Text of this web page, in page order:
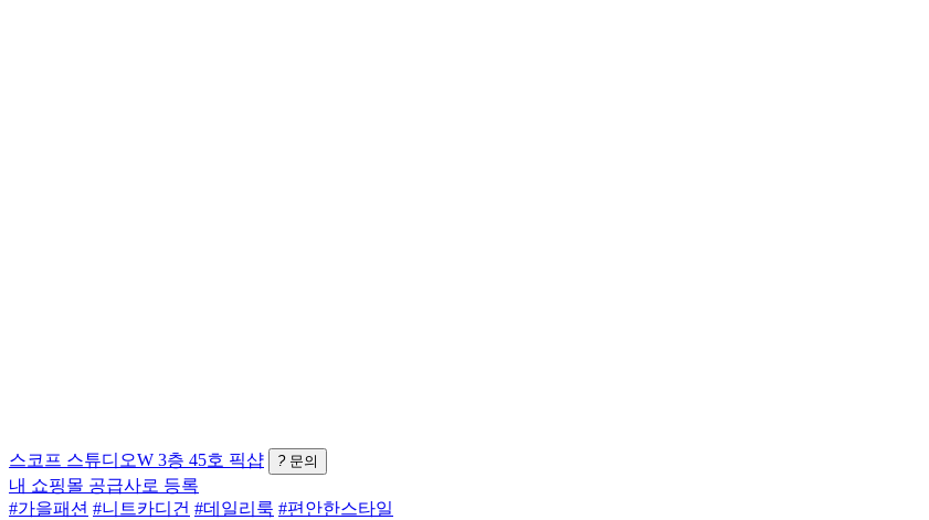
스코프 스튜디오W 3층 45호 픽샵 ? 문의
내 쇼핑몰 공급사로 등록
#가을패션 #니트카디건 #데일리룩 #편안한스타일